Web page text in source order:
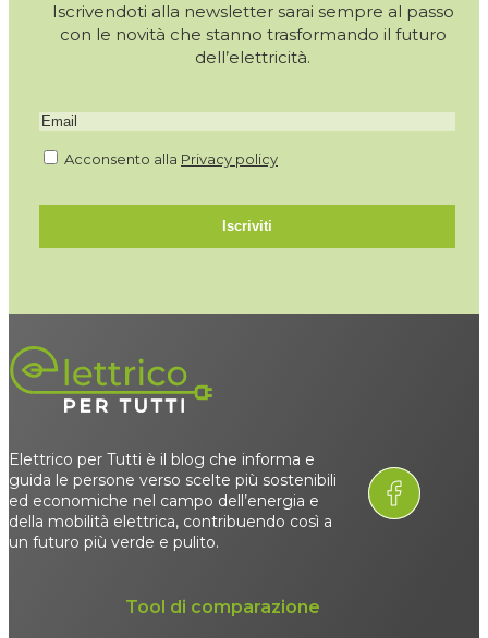
Iscrivendoti alla newsletter sarai sempre al passo
con le novità che stanno trasformando il futuro
dell’elettricità.
Acconsento alla Privacy policy
Iscriviti
Elettrico per Tutti è il blog che informa e
guida le persone verso scelte più sostenibili
ed economiche nel campo dell’energia e
della mobilità elettrica, contribuendo così a
un futuro più verde e pulito.
Tool di comparazione